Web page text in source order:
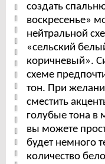
создать
воскресенье»
нейтральной
«сельский
коричневый».
схеме
тон. При
сместить
голубые тона в
вы можете
будет немного
количество